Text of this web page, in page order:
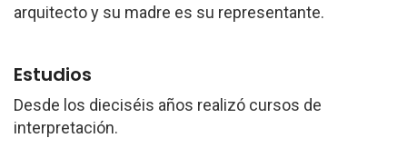
arquitecto y su madre es su representante.
Estudios
Desde los dieciséis años realizó cursos de
interpretación.